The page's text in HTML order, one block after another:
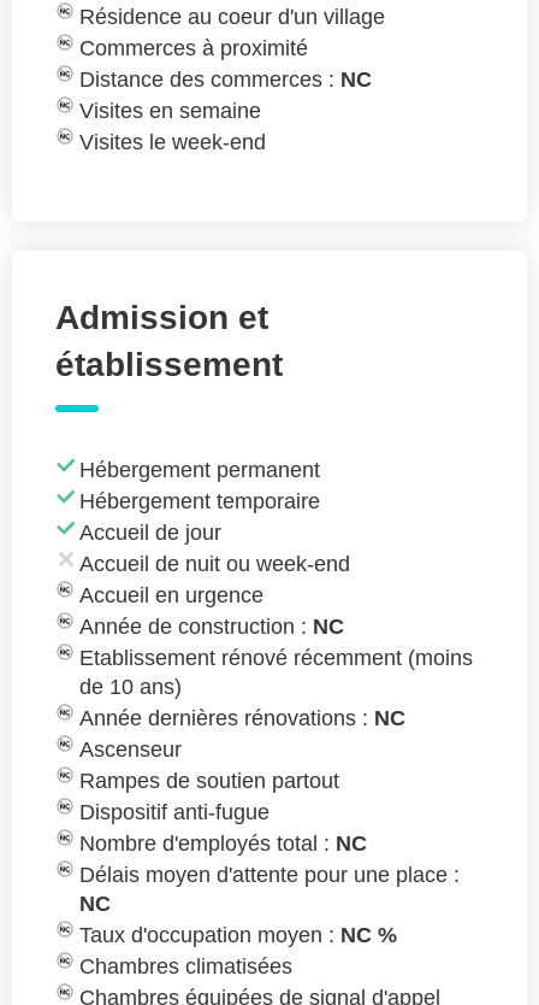
Résidence au coeur d'un village
Commerces à proximité
Distance des commerces : NC
Visites en semaine
Visites le week-end
Admission et
établissement
Hébergement permanent
Hébergement temporaire
Accueil de jour
Accueil de nuit ou week-end
Accueil en urgence
Année de construction : NC
Etablissement rénové récemment (moins
de 10 ans)
Année dernières rénovations : NC
Ascenseur
Rampes de soutien partout
Dispositif anti-fugue
Nombre d'employés total : NC
Délais moyen d'attente pour une place :
NC
Taux d'occupation moyen : NC %
Chambres climatisées
Chambres équipées de signal d'appel